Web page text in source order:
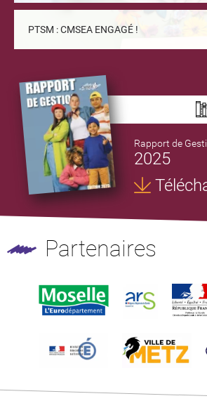
PTSM : CMSEA ENGAGÉ !
Rapport de
2025
Partenaires